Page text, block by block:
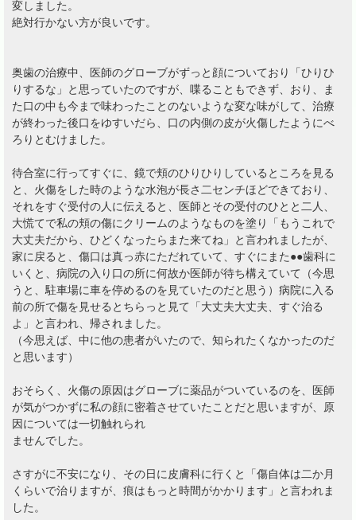
変しました。
絶対行かない方が良いです。
奥歯の治療中、医師のグローブがずっと顔についており「ひりひ
りするな」と思っていたのですが、喋ることもできず、おり、ま
た口の中も今まで味わったことのないような変な味がして、治療
が終わった後口をゆすいだら、口の内側の皮が火傷したようにべ
ろりとむけました。
待合室に行ってすぐに、鏡で頬のひりひりしているところを見る
と、火傷をした時のような水泡が長さ二センチほどできており、
それをすぐ受付の人に伝えると、医師とその受付のひとと二人、
大慌てで私の頬の傷にクリームのようなものを塗り「もうこれで
大丈夫だから、ひどくなったらまた来てね」と言われましたが、
家に戻ると、傷口は真っ赤にただれていて、すぐにまた●●歯科に
いくと、病院の入り口の所に何故か医師が待ち構えていて（今思
うと、駐車場に車を停めるのを見ていたのだと思う）病院に入る
前の所で傷を見せるとちらっと見て「大丈夫大丈夫、すぐ治る
よ」と言われ、帰されました。
（今思えば、中に他の患者がいたので、知られたくなかったのだ
と思います）
おそらく、火傷の原因はグローブに薬品がついているのを、医師
が気がつかずに私の顔に密着させていたことだと思いますが、原
因については一切触れられ
ませんでした。
さすがに不安になり、その日に皮膚科に行くと「傷自体は二か月
くらいで治りますが、痕はもっと時間がかかります」と言われま
した。